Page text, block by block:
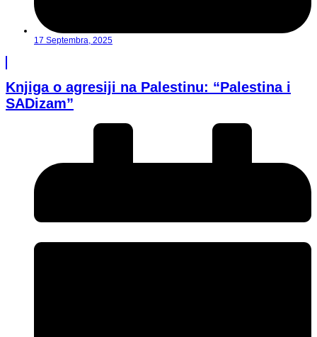
17 Septembra, 2025
Knjiga o agresiji na Palestinu: “Palestina i
SADizam”